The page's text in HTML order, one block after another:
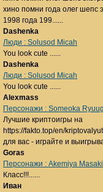
хино помни года олег шепс
1998 года 199......
Dashenka
Люди : Solusod Micah
You look cute ......
Dashenka
Люди : Solusod Micah
You look cute ......
Alexmass
Персонажи : Someoka
Лучшие криптоигры на
https://fakto.top/en/
для вас - играйте и
Goras
Персонажи : Akemiya Masaki
Класс!!!......
Иван